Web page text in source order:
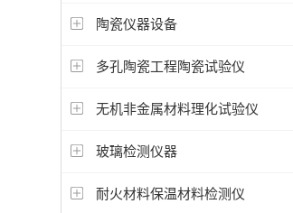
陶瓷仪器设备
多孔陶瓷工程陶瓷试验仪
无机非金属材料理化试验仪
玻璃检测仪器
耐火材料保温材料检测仪